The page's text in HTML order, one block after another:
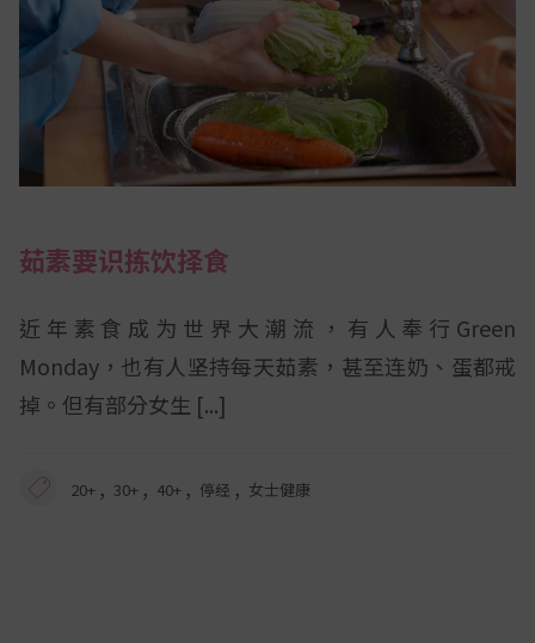
茹素要识拣饮择食
近年素食成为世界大潮流，有人奉行Green
Monday，也有人坚持每天茹素，甚至连奶、蛋都戒
掉。但有部分女生
20+ , 30+ , 40+ , 停经 , 女士健康